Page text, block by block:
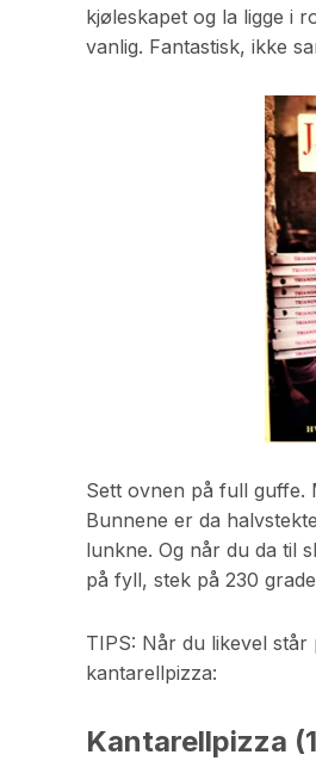
kjøleskapet og la ligge i
vanlig. Fantastisk, ikke
Sett ovnen på full guffe.
Bunnene er da
lunkne. Og når du da til
på fyll, stek på 230
TIPS: Når du likevel
kantarellpizza:
Kantarellpizza